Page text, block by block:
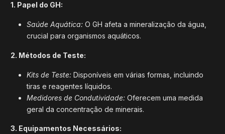
1. Papel do GH:
Saúde Aquática: O GH afeta a mineralização da água,
crucial para organismos aquáticos.
2. Métodos de Teste:
Kits de Teste: Disponíveis em várias formas, incluindo
tiras e reagentes líquidos.
Medidores de Condutividade: Oferecem uma medida
geral da concentração de minerais.
3. Equipamentos Necessários: